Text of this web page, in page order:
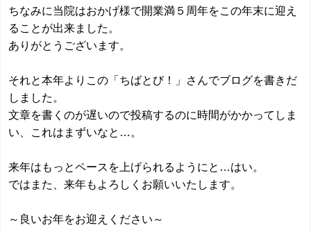
ちなみに当院はおかげ様で開業満５周年をこの年末に迎え
ることが出来ました。
ありがとうございます。
それと本年よりこの「ちばとび！」さんでブログを書きだ
しました。
文章を書くのが遅いので投稿するのに時間がかかってしま
い、これはまずいなと…。
来年はもっとペースを上げられるようにと…はい。
ではまた、来年もよろしくお願いいたします。
～良いお年をお迎えください～